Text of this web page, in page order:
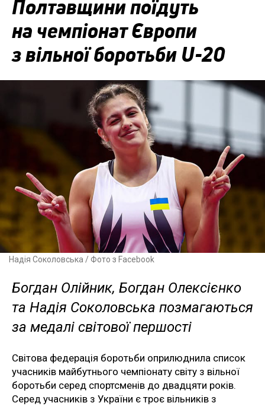
Полтавщини поїдуть
на чемпіонат Європи
з вільної боротьби U-20
Надія Соколовська / Фото з Facebook
Богдан Олійник, Богдан Олексієнко
та Надія Соколовська позмагаються
за медалі світової першості
Світова федерація боротьби оприлюднила список
учасників майбутнього чемпіонату світу з вільної
боротьби серед спортсменів до двадцяти років.
Серед учасників з України є троє вільників з